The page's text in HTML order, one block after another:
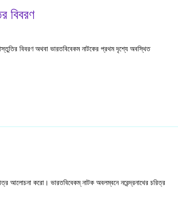
বিবরণ
বিবরণ অথবা ভারতবিবেকম নাটকের প্রথম দৃশ্যে অবস্থিত
আলোচনা করো। ভারতবিবেকম্ নাটক অবলম্বনে নরেন্দ্রনাথের চরিত্র